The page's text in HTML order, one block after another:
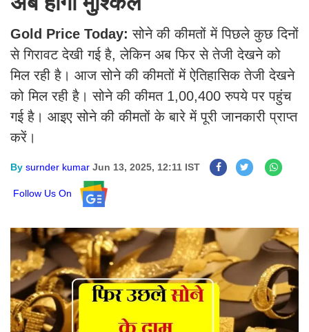
Gold Price Today:सोने की कीमतों में पिछले कुछ दिनों
से गिरावट देखी गई है, लेकिन अब फिर से तेजी देखने को
मिल रही है। आज सोने की कीमतों में ऐतिहासिक तेजी देखने
को मिल रही है। सोने की कीमत 1,00,400 रुपये पर पहुंच
गई है। आइए सोने की कीमतों के बारे में पूरी जानकारी प्राप्त
करें।
By surnder kumar Jun 13, 2025, 12:11 IST
Follow Us On